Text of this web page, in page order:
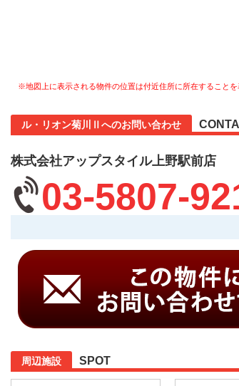
※地図上に表示される物件の位置は付近住所に所在すること
ル・リオン菊川Ⅱへのお問い合わせ
株式会社アップスタイル上野駅前店
03-5807-
周辺施設 SPOT